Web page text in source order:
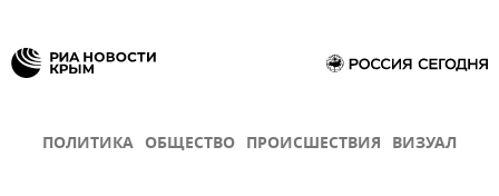
ПОЛИТИКА ОБЩЕСТВО ПРОИСШЕСТВИЯ ВИЗУАЛ